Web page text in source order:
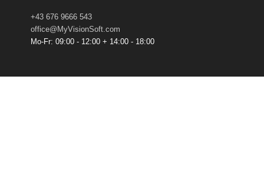
+43 676 9666 543
office@MyVisionSoft.com
Mo-Fr: 09:00 - 12:00 + 14:00 - 18:00